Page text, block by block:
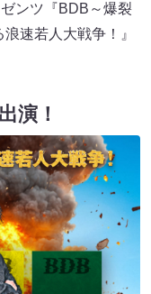
ンツ『BDB～爆裂
速若人大戦争！』
演！